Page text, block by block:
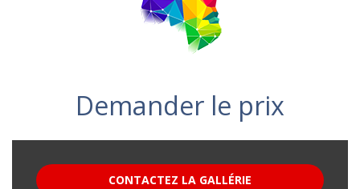
Demander le prix
CONTACTEZ LA GALLÉRIE